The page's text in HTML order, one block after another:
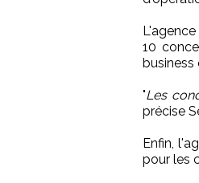
10
business
"Les
précise
Enfin,
pour les